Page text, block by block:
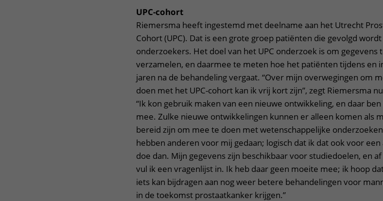
UPC-cohort
Riemersma heeft ingestemd met deelname aan het Utrecht
Cohort (UPC). Dat is een grote groep patiënten die gevolgd
onderzoekers. Het doel van het UPC onderzoek is om gegevens
verzamelen, en daarmee te meten hoe het patiënten tijdens en
jaren na de behandeling vergaat. “Over mijn overwegingen om
doen met het UPC-cohort kan ik vrij kort zijn”, zegt Riemersma
“Ik kon gebruik maken van een nieuwe ontwikkeling, en daar ben
mee. Zulke nieuwe ontwikkelingen kunnen er alleen komen als
bereid zijn om mee te doen met wetenschappelijke
hebben anderen voor mij gedaan; logisch dat ik dat ook voor een
doe dan. Mijn gegevens zijn beschikbaar voor studiedoelen, en
vul ik een vragenlijst in. Ik heb daar geen moeite mee; ik hoop
iets kan bijdragen aan nog weer betere behandelingen voor
in de toekomst prostaatkanker krijgen.”